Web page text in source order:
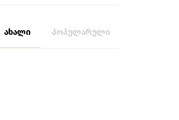
ახალი პოპულარული